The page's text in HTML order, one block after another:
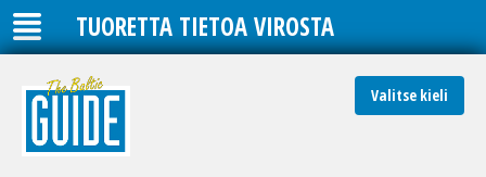
TUORETTA TIETOA VIROSTA
Valitse kieli